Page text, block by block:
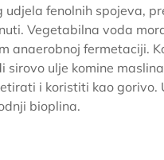
udjela fenolnih spojeva,
Vegetabilna voda
anaerobnoj fermetaciji.
ulje komine
i koristiti kao
bioplina.